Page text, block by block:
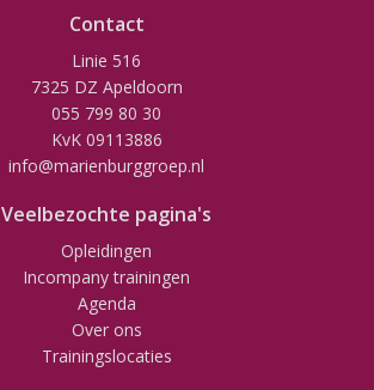
Contact
Linie 516
7325 DZ Apeldoorn
055 799 80 30
KvK 09113886
info@marienburggroep.nl
Veelbezochte pagina's
Opleidingen
Incompany trainingen
Agenda
Over ons
Trainingslocaties